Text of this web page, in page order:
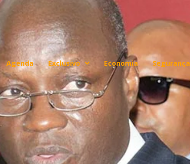
Agenda Exclusivo Economia Segurança